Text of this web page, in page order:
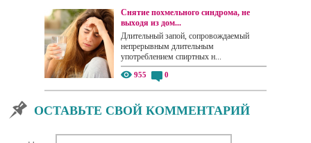
Снятие похмельного синдрома, не
выходя из дом...
Длительный запой, сопровождаемый
непрерывным длительным
употреблением спиртных н...
955 0
ОСТАВЬТЕ СВОЙ КОММЕНТАРИЙ